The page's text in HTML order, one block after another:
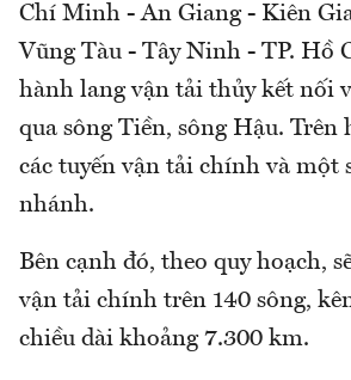
Chí Minh - An Giang - Kiên
Vũng Tàu - Tây Ninh - TP. Hồ
hành lang vận tải thủy kết nối
qua sông Tiền, sông Hậu. Trên
các tuyến vận tải chính và một
nhánh.
Bên cạnh đó, theo quy hoạch,
vận tải chính trên 140 sông,
chiều dài khoảng 7.300 km.